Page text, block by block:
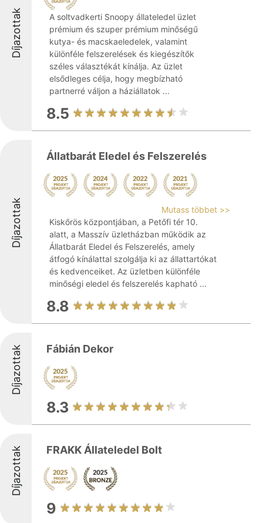
Díjazottak
A soltvadkerti Snoopy állateledel üzlet
prémium és szuper prémium minőségű
kutya- és macskaeledelek, valamint
különféle felszerelések és kiegészítők
széles választékát kínálja. Az üzlet
elsődleges célja, hogy megbízható
partnerré váljon a háziállatok ...
8.5
Díjazottak
Állatbarát Eledel és Felszerelés
Mutass többet >>
Kiskőrös központjában, a Petőfi tér 10.
alatt, a Masszív üzletházban működik az
Állatbarát Eledel és Felszerelés, amely
átfogó kínálattal szolgálja ki az állattartókat
és kedvenceiket. Az üzletben különféle
minőségi eledel és felszerelés kapható ...
8.8
Díjazottak Fábián Dekor
8.3
Díjazottak FRAKK Állateledel Bolt
9